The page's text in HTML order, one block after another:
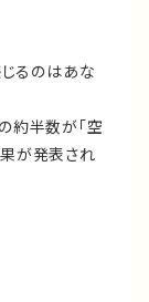
じるのはあな
約半数が「空
が発表され